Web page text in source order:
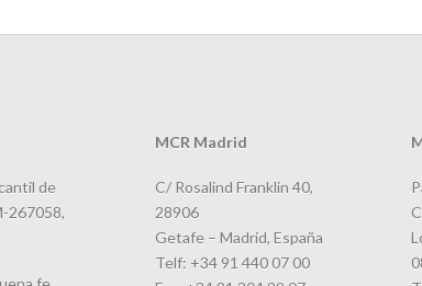
de
267058,
MCR Madrid
C/ Rosalind Franklin 40,
28906
Getafe – Madrid, España
Telf: +34 91 440 07 00